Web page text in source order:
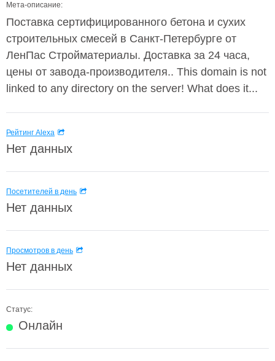
Мета-описание:
Поставка сертифицированного бетона и сухих
строительных смесей в Санкт-Петербурге от
ЛенПас Стройматериалы. Доставка за 24 часа,
цены от завода-производителя.. This domain is not
linked to any directory on the server! What does it...
Рейтинг Alexa
Нет данных
Посетителей в день
Нет данных
Просмотров в день
Нет данных
Статус:
Онлайн